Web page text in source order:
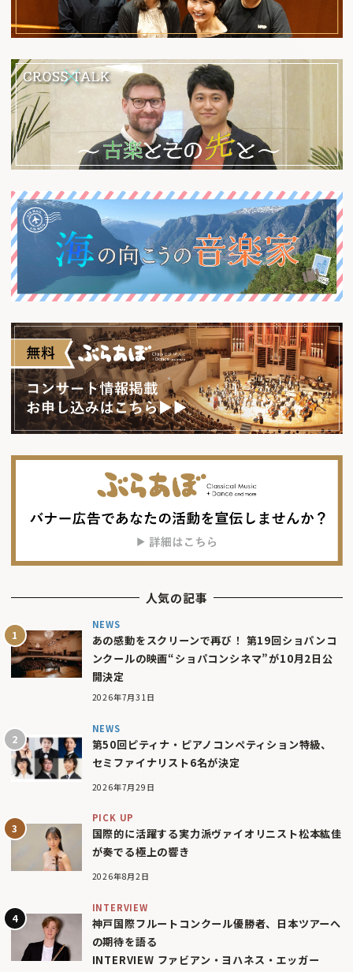
人気の記事
NEWS
あの感動をスクリーンで再び！ 第19回ショパンコ
ンクールの映画“ショパコンシネマ”が10月2日公
開決定
2026年7月31日
NEWS
第50回ピティナ・ピアノコンペティション特級、
セミファイナリスト6名が決定
2026年7月29日
PICK UP
国際的に活躍する実力派ヴァイオリニスト松本紘佳
が奏でる極上の響き
2026年8月2日
INTERVIEW
神戸国際フルートコンクール優勝者、日本ツアーへ
の期待を語る
INTERVIEW ファビアン・ヨハネス・エッガー